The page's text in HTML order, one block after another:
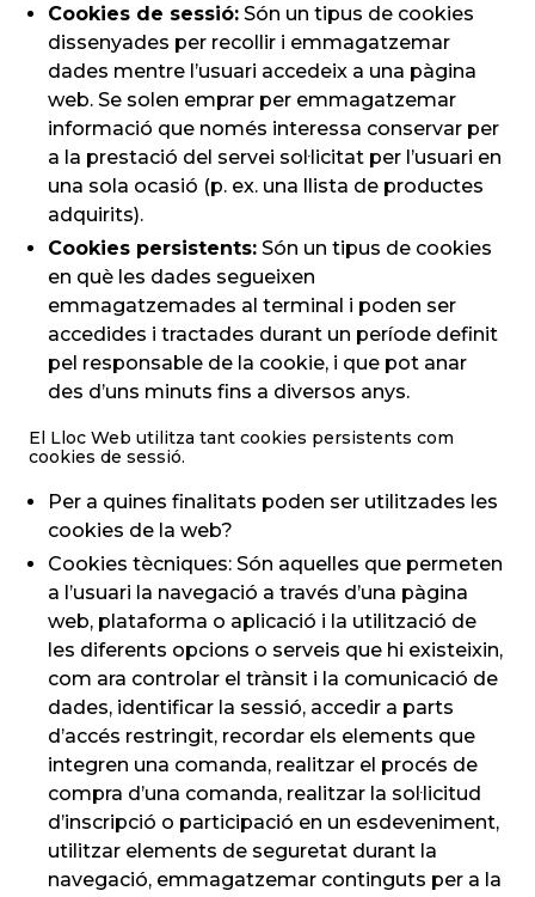
Cookies de sessió: Són un tipus de cookies
dissenyades per recollir i emmagatzemar
dades mentre l’usuari accedeix a una pàgina
web. Se solen emprar per emmagatzemar
informació que només interessa conservar per
a la prestació del servei sol·licitat per l’usuari en
una sola ocasió (p. ex. una llista de productes
adquirits).
Cookies persistents: Són un tipus de cookies
en què les dades segueixen
emmagatzemades al terminal i poden ser
accedides i tractades durant un període definit
pel responsable de la cookie, i que pot anar
des d’uns minuts fins a diversos anys.
El Lloc Web utilitza tant cookies persistents com
cookies de sessió.
Per a quines finalitats poden ser utilitzades les
cookies de la web?
Cookies tècniques: Són aquelles que permeten
a l’usuari la navegació a través d’una pàgina
web, plataforma o aplicació i la utilització de
les diferents opcions o serveis que hi existeixin,
com ara controlar el trànsit i la comunicació de
dades, identificar la sessió, accedir a parts
d’accés restringit, recordar els elements que
integren una comanda, realitzar el procés de
compra d’una comanda, realitzar la sol·licitud
d’inscripció o participació en un esdeveniment,
utilitzar elements de seguretat durant la
navegació, emmagatzemar continguts per a la